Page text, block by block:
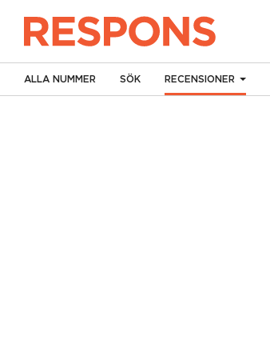
ALLA NUMMER SÖK RECENSIONER